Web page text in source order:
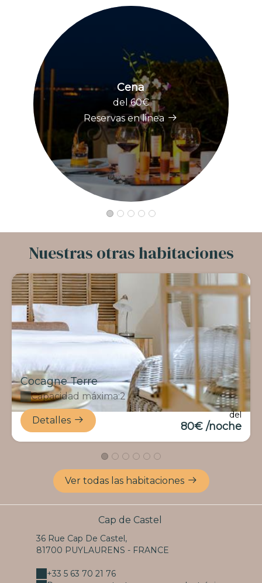
Cena
del 60€
Reservas en linea
Nuestras otras habitaciones
Cocagne Terre
Capacidad máxima:2
Detalles
del
80€ /noche
Ver todas las habitaciones
Cap de Castel
36 Rue Cap De Castel,
81700 PUYLAURENS - FRANCE
+33 5 63 70 21 76